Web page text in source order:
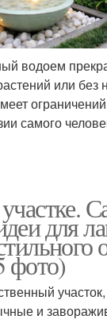
сада
водоем
или без
самого
для
фото)
и